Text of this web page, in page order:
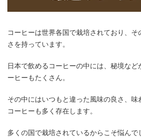
コーヒーは世界各国で栽培されており、そ
さを持っています。
日本で飲めるコーヒーの中には、秘境など
ーヒーもたくさん。
その中にはいつもと違った風味の良さ、味
コーヒーも多く存在します。
多くの国で栽培されているからこそ悩んで